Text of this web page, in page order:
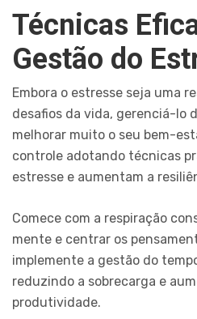
Técnicas
Gestão do
Embora o estresse seja uma
desafios da vida, gerenciá-lo
melhorar muito o seu bem-
controle adotando técnicas
estresse e aumentam a
Comece com a respiração
mente e centrar os
implemente a gestão do
reduzindo a sobrecarga e
produtividade.